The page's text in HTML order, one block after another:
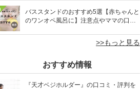
バススタンドのおすすめ5選【赤ちゃんと
のワンオペ風呂に】注意点やママの口コ
>>もっと見る
おすすめ情報
『天才ベジホルダー』の口コミ・評判を